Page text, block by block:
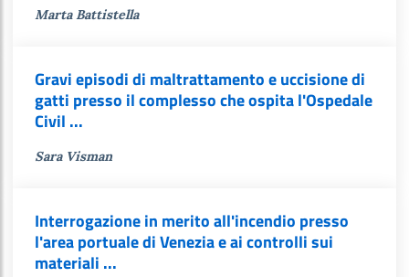
Marta Battistella
Gravi episodi di maltrattamento e uccisione di
gatti presso il complesso che ospita l'Ospedale
Civil ...
Sara Visman
Interrogazione in merito all'incendio presso
l'area portuale di Venezia e ai controlli sui
materiali ...